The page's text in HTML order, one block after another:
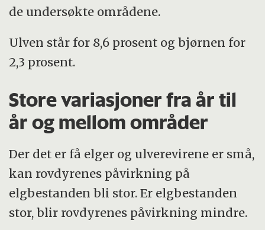
de undersøkte områdene.
Ulven står for 8,6 prosent og bjørnen for
2,3 prosent.
Store variasjoner fra år til
år og mellom områder
Der det er få elger og ulverevirene er små,
kan rovdyrenes påvirkning på
elgbestanden bli stor. Er elgbestanden
stor, blir rovdyrenes påvirkning mindre.